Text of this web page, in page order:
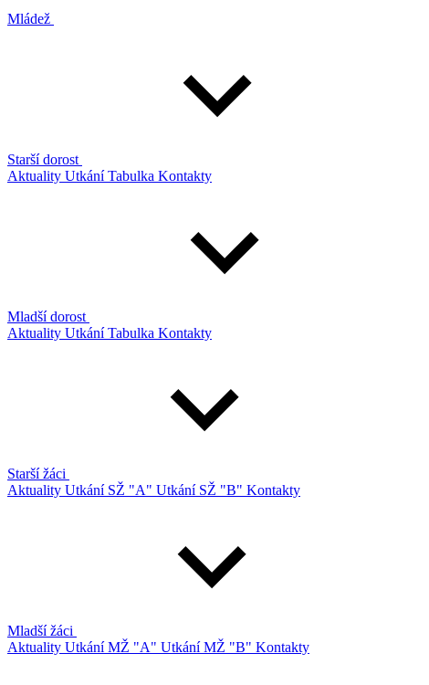
Mládež
Starší dorost
Aktuality UtkáníTabulka Kontakty
Mladší dorost
Aktuality UtkáníTabulka Kontakty
Starší žáci
Aktuality Utkání SŽ "A" Utkání SŽ "B" Kontakty
Mladší žáci
Aktuality Utkání MŽ "A" Utkání MŽ "B" Kontakty